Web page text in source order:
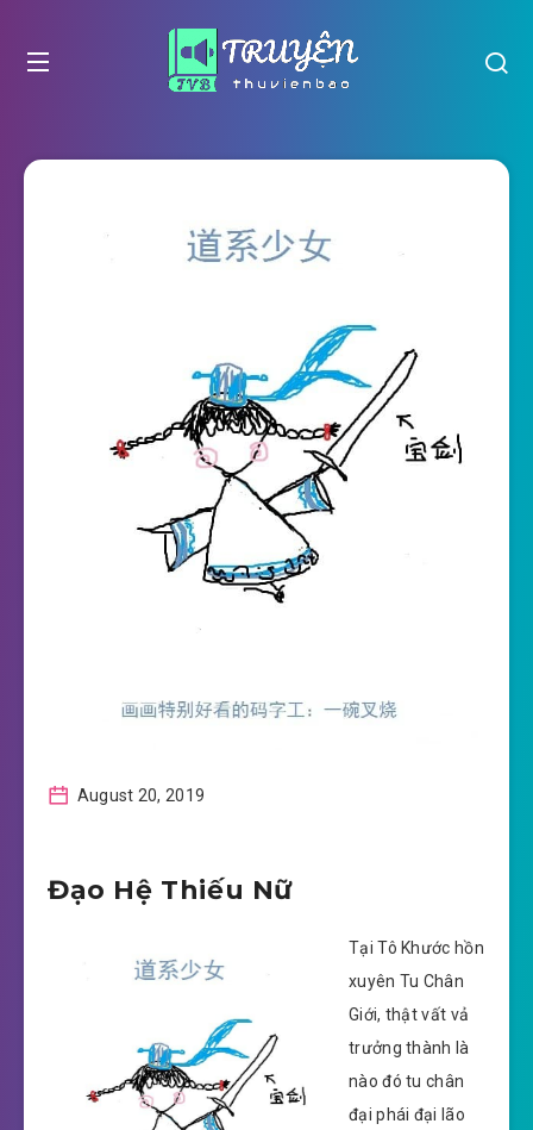
August 20, 2019
Đạo Hệ Thiếu Nữ
Tại Tô Khước hồn
xuyên Tu Chân
Giới, thật vất vả
trưởng thành là
nào đó tu chân
đại phái đại lão